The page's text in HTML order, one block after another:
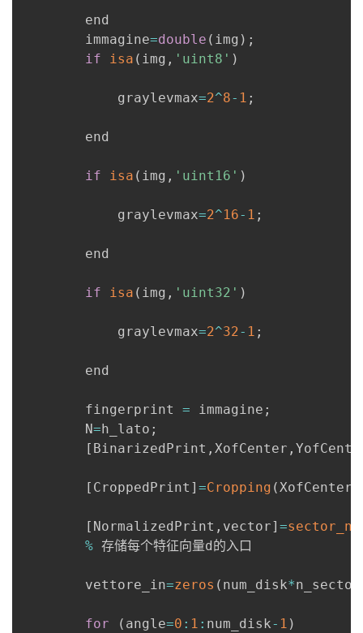
        end
        immagine
=double ( img ) ;
if
isa ( img , 'uint8' )
            graylevmax
=2^8- 1 ;
        end
if isa ( img , 'uint16' )
            graylevmax
=2^16- 1 ;
        end
if isa ( img , 'uint32' )
            graylevmax
=2^32- 1 ;
        end
        fingerprint
= immagine ;
        N
=h_lato ;
[ BinarizedPrint , XofCenter ,
[ CroppedPrint ] =Cropping (XofCenter
[ NormalizedPrint , vector] =
% 存储每个特征向量d的入口
        vettore_in
=zeros ( num_disk*
for ( angle=0 : 1 : num_disk- 1 )